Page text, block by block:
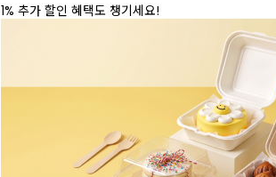
1% 추가 할인 혜택도 챙기세요!